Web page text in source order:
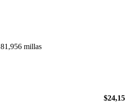
81,956 millas